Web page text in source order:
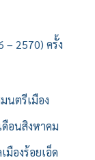
2570) ครั้ง
นตรีเมือง
ดือนสิงหาคม
องร้อยเอ็ด